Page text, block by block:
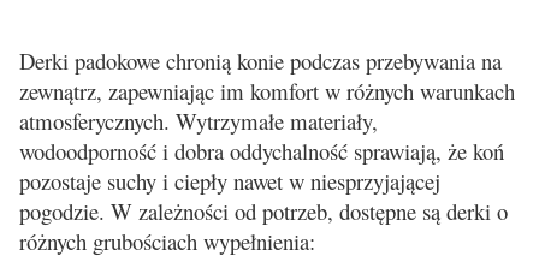
Derki padokowe chronią konie podczas przebywania na
zewnątrz, zapewniając im komfort w różnych warunkach
atmosferycznych. Wytrzymałe materiały,
wodoodporność i dobra oddychalność sprawiają, że koń
pozostaje suchy i ciepły nawet w niesprzyjającej
pogodzie. W zależności od potrzeb, dostępne są derki o
różnych grubościach wypełnienia: